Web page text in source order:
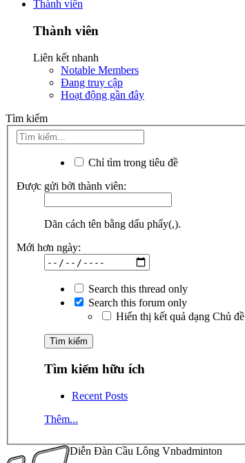
Thành viên
Thành viên
Liên kết nhanh
Notable Members
Đang truy cập
Hoạt động gần đây
Tìm kiếm
Chỉ tìm trong tiêu đề
Được gửi bởi thành viên:
Dãn cách tên bằng dấu phẩy(,).
Mới hơn ngày:
Search this thread only
Search this forum only
Hiển thị kết quả dạng Chủ đề
Tìm kiếm hữu ích
Recent Posts
Thêm...
Diễn Đàn Cầu Lông Vnbadminton